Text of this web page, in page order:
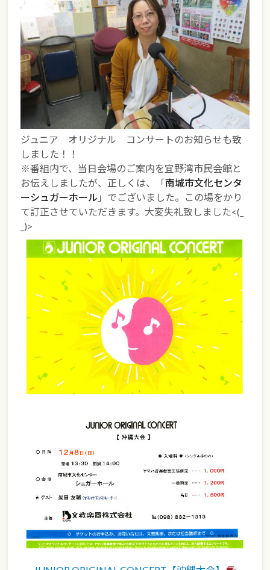
ジュニア オリジナル コンサートのお知らせも致
しました！！
※番組内で、当日会場のご案内を宜野湾市民会館と
お伝えしましたが、正しくは、「南城市文化センタ
ーシュガーホール 」でございました。この場をかり
て訂正させていただきます。大変失礼致しました<(_
_)>